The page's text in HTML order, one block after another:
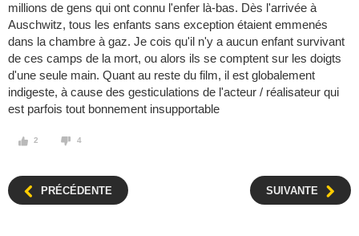
millions de gens qui ont connu l'enfer là-bas. Dès l'arrivée à
Auschwitz, tous les enfants sans exception étaient emmenés
dans la chambre à gaz. Je cois qu'il n'y a aucun enfant survivant
de ces camps de la mort, ou alors ils se comptent sur les doigts
d'une seule main. Quant au reste du film, il est globalement
indigeste, à cause des gesticulations de l'acteur / réalisateur qui
est parfois tout bonnement insupportable
2 4
PRÉCÉDENTE SUIVANTE